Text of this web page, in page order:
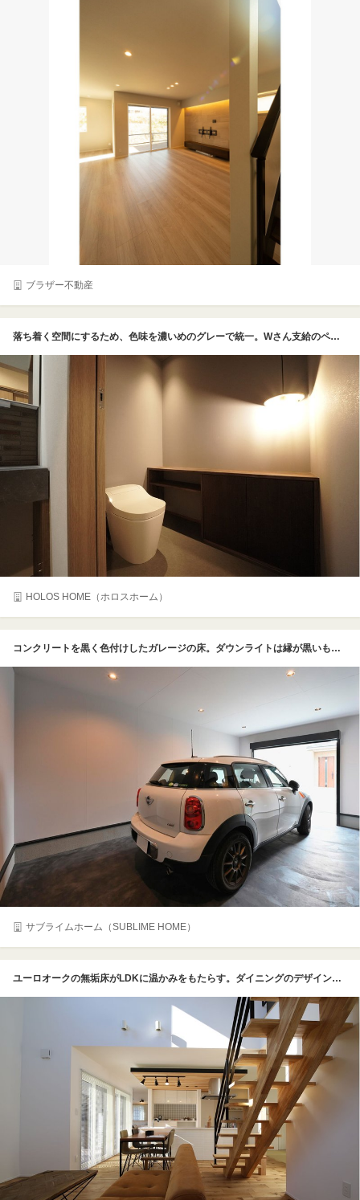
ブラザー不動産
落ち着く空間にするため、色味を濃いめのグレーで統一。Wさん支給のペンダントライトと補助のダウンライトで、明るすぎないよう工夫。約1.5帖の広めに設計されたトイレだから棚と収納部分をつけて掃除道具やトイレットペーパーの予備も1か所に収納できる
HOLOS HOME（ホロスホーム）
コンクリートを黒く色付けしたガレージの床。ダウンライトは縁が黒いものを選び、クールな空間に仕上げた
サブライムホーム（SUBLIME HOME）
ユーロオークの無垢床がLDKに温かみをもたらす。ダイニングのデザインは同社スタッフ宅を参考にしたもので、Nさん夫婦のお気に入り。「夜はダウンライトだけ点けて、お酒を愉しんでいます」と新しい日常に大満足の様子